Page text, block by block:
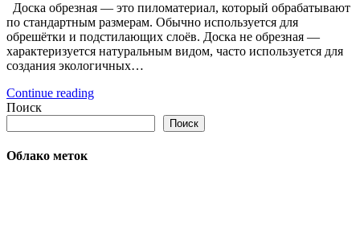
Доска обрезная — это пиломатериал, который обрабатывают
по стандартным размерам. Обычно используется для
обрешётки и подстилающих слоёв. Доска не обрезная —
характеризуется натуральным видом, часто используется для
создания экологичных…
Continue reading
Поиск
Поиск
Облако меток